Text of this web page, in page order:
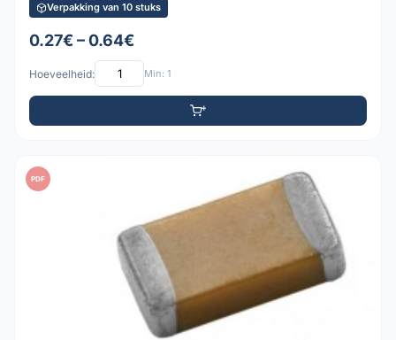
Verpakking van 10 stuks
0.27€ – 0.64€
Hoeveelheid: Min: 1
PDF